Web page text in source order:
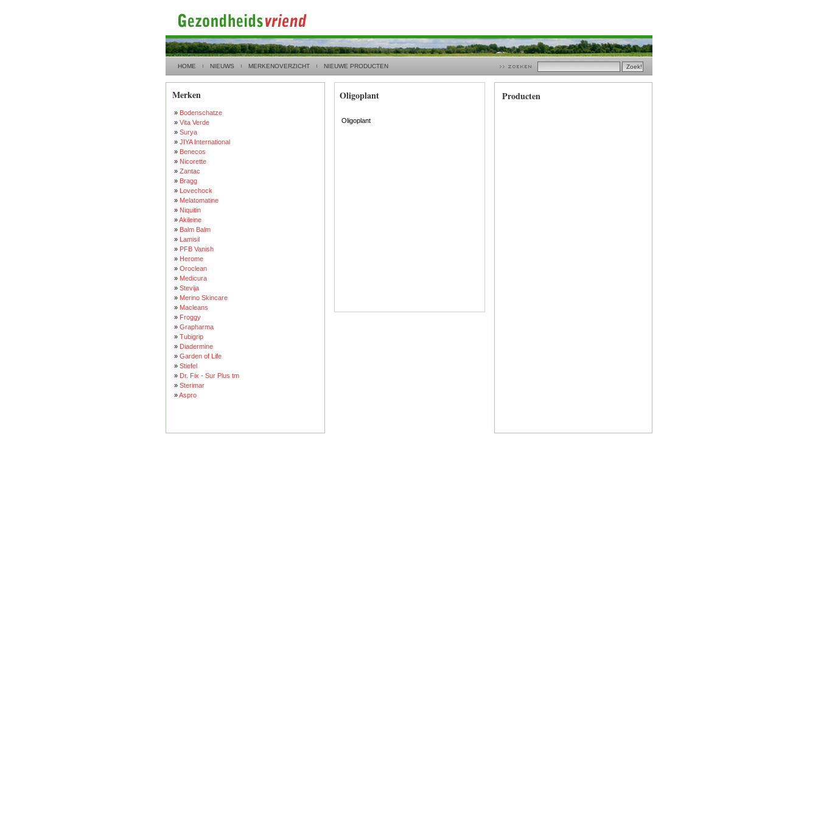
HOME NIEUWS MERKENOVERZICHT NIEUWE PRODUCTEN
Merken
» Bodenschatze
» Vita Verde
» Surya
» JIYA International
» Benecos
» Nicorette
» Zantac
» Bragg
» Lovechock
» Melatomatine
» Niquitin
»Akileine
» Balm Balm
» Lamisil
» PFB Vanish
» Herome
» Oroclean
» Medicura
» Stevija
» Merino Skincare
» Macleans
» Froggy
» Grapharma
» Tubigrip
» Diadermine
» Garden of Life
» Stiefel
» Dr. Fix - Sur Plus tm
» Sterimar
»Aspro
Oligoplant
Oligoplant
Producten